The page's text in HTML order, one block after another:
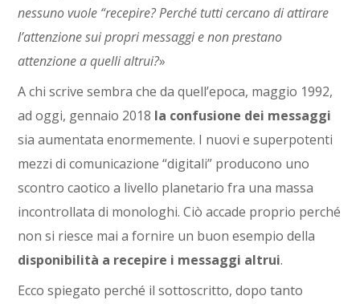
nessuno vuole “recepire? Perché tutti cercano di attirare
l’attenzione sui propri messaggi e non prestano
attenzione a quelli altrui?»
A chi scrive sembra che da quell’epoca, maggio 1992,
ad oggi, gennaio 2018 la confusione dei messaggi
sia aumentata enormemente. I nuovi e superpotenti
mezzi di comunicazione “digitali” producono uno
scontro caotico a livello planetario fra una massa
incontrollata di monologhi. Ciò accade proprio perché
non si riesce mai a fornire un buon esempio della
disponibilità a recepire i messaggi altrui.
Ecco spiegato perché il sottoscritto, dopo tanto